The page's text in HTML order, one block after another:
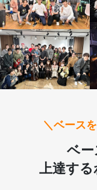
＼ベース
ベ
上達する